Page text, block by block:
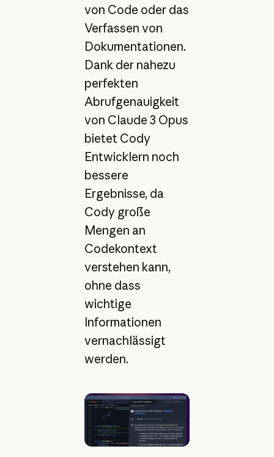
von Code oder das
Verfassen von
Dokumentationen.
Dank der nahezu
perfekten
Abrufgenauigkeit
von Claude 3 Opus
bietet Cody
Entwicklern noch
bessere
Ergebnisse, da
Cody große
Mengen an
Codekontext
verstehen kann,
ohne dass
wichtige
Informationen
vernachlässigt
werden.